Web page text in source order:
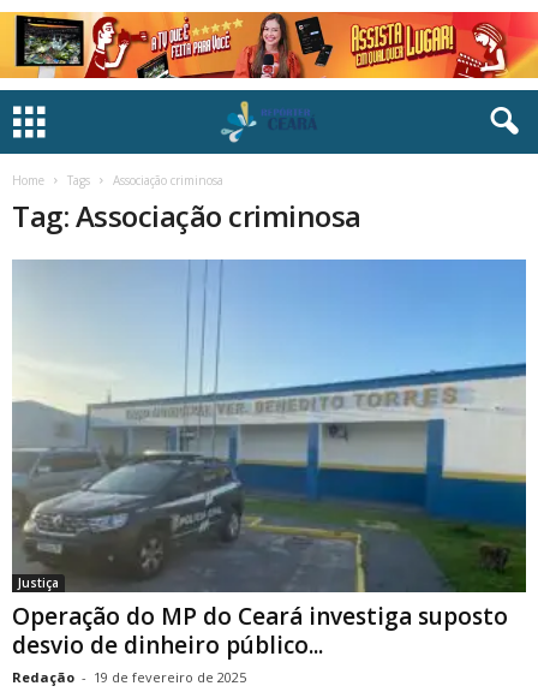
Home Tags Associação criminosa
Tag: Associação criminosa
Justiça
Operação do MP do Ceará investiga suposto
desvio de dinheiro público...
Redação - 19 de fevereiro de 2025